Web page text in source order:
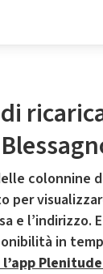
colonnine
per
e l’indirizzo.
in